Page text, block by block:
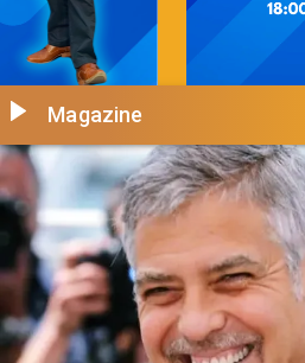
Magazine